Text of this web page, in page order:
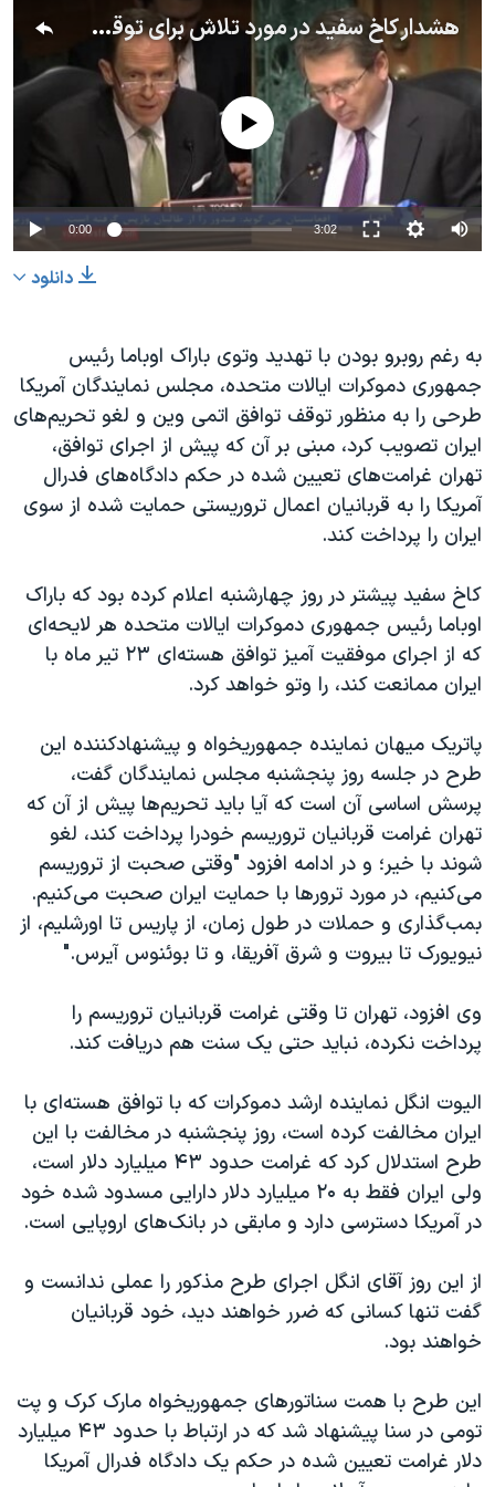
فرهنگ و زندگی
حقوق شهروندی
اقتصادی
علم و فناوری
اسرائیل در جنگ
گالری عکس
مستندها
انتخابات ریاست جمهوری آمریکا ۲۰۲۴
حمله جمهوری اسلامی به اسرائیل
رمز مهسا
ورزش زنان در ایران
اعتراضات زن، زندگی، آزادی
چهل سال گروگان‌گیری
قانون شفافیت دارائی کادر رهبری ایران
اعتراضات مردمی آبان ۹۸
اسرائیل در جنگ
نرگس محمدی برنده جایزه نوبل صلح
صفحه‌های ویژه
سفر پرزیدنت ترامپ به چین
دنبال کنید
زبانهای مختلف
هشدار کاخ سفید در مورد تلاش برای توقف اجرای توافق اتمی ایران
No media source currently available
0:00 3:02
دانلود
به رغم روبرو بودن با تهدید وتوی باراک اوباما رئیس
جمهوری دموکرات ایالات متحده، مجلس نمایندگان آمریکا
طرحی را به منظور توقف توافق اتمی وین و لغو تحریم‌های
ایران تصویب کرد، مبنی بر آن که پیش از اجرای توافق،
تهران غرامت‌های تعیین شده در حکم دادگاه‌های فدرال
آمریکا را به قربانیان اعمال تروریستی حمایت شده از سوی
ایران را پرداخت کند.
کاخ سفید پیشتر در روز چهارشنبه اعلام کرده بود که باراک
اوباما رئیس جمهوری دموکرات ایالات متحده هر لایحه‌ای
که از اجرای موفقیت آمیز توافق هسته‌ای ۲۳ تیر ماه با
ایران ممانعت کند، را وتو خواهد کرد.
پاتریک میهان نماینده جمهوریخواه و پیشنهادکننده این
طرح در جلسه روز پنجشنبه مجلس نمایندگان گفت،
پرسش اساسی آن است که آیا باید تحریم‌ها پیش از آن که
تهران غرامت قربانیان تروریسم خودرا پرداخت کند، لغو
شوند با خیر؛ و در ادامه افزود "وقتی صحبت از تروریسم
می‌کنیم، در مورد ترورها با حمایت ایران صحبت می‌کنیم.
بمب‌گذاری و حملات در طول زمان، از پاریس تا اورشلیم، از
نیویورک تا بیروت و شرق آفریقا، و تا بوئنوس آیرس."
وی افزود، تهران تا وقتی غرامت قربانیان تروریسم را
پرداخت نکرده، نباید حتی یک سنت هم دریافت کند.
الیوت انگل نماینده ارشد دموکرات که با توافق هسته‌ای با
ایران مخالفت کرده است، روز پنجشنبه در مخالفت با این
طرح استدلال کرد که غرامت حدود ۴۳ میلیارد دلار است،
ولی ایران فقط به ۲۰ میلیارد دلار دارایی مسدود شده خود
در آمریکا دسترسی دارد و مابقی در بانک‌های اروپایی است.
از این روز آقای انگل اجرای طرح مذکور را عملی ندانست و
گفت تنها کسانی که ضرر خواهند دید، خود قربانیان
خواهند بود.
این طرح با همت سناتورهای جمهوریخواه مارک کرک و پت
تومی در سنا پیشنهاد شد که در ارتباط با حدود ۴۳ میلیارد
دلار غرامت تعیین شده در حکم یک دادگاه فدرال آمریکا